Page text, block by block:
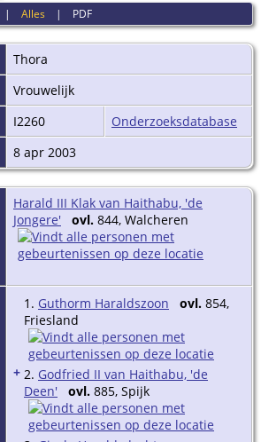
|Alles | PDF
Thora
Vrouwelijk
I2260
Onderzoeksdatabase
8 apr 2003
Harald III Klak van Haithabu, 'de
Jongere'
ovl. 844, Walcheren
1. Guthorm Haraldszoon ovl. 854,
Friesland
+ 2. Godfried II van Haithabu, 'de
Deen'
ovl. 885, Spijk